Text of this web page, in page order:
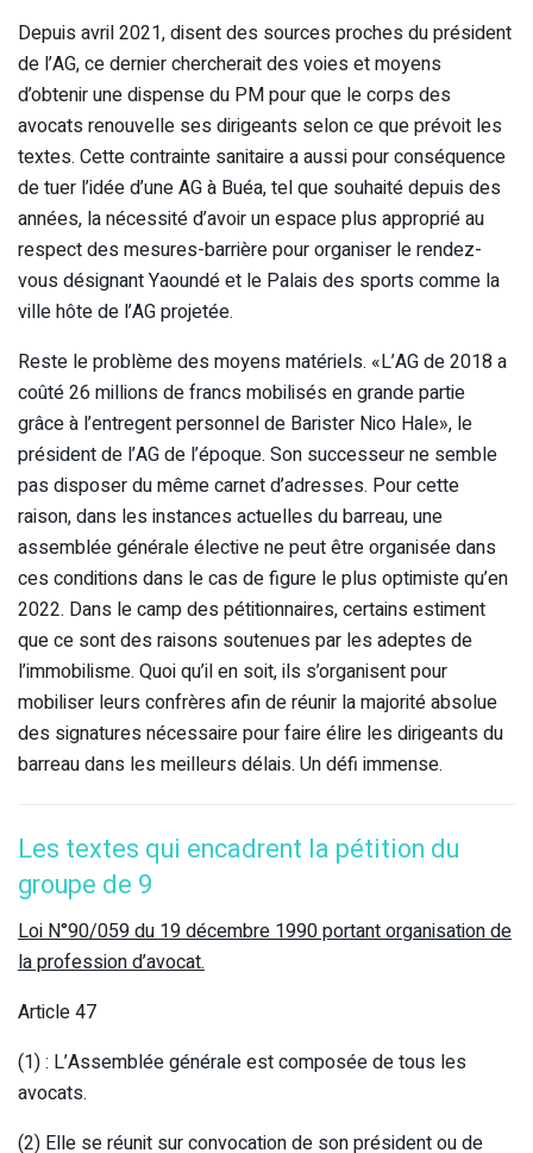
Depuis avril 2021, disent des sources proches du président
de l’AG, ce dernier chercherait des voies et moyens
d’obtenir une dispense du PM pour que le corps des
avocats renouvelle ses dirigeants selon ce que prévoit les
textes. Cette contrainte sanitaire a aussi pour conséquence
de tuer l’idée d’une AG à Buéa, tel que souhaité depuis des
années, la nécessité d’avoir un espace plus approprié au
respect des mesures-barrière pour organiser le rendez-
vous désignant Yaoundé et le Palais des sports comme la
ville hôte de l’AG projetée.
Reste le problème des moyens matériels. «L’AG de 2018 a
coûté 26 millions de francs mobilisés en grande partie
grâce à l’entregent personnel de Barister Nico Hale», le
président de l’AG de l’époque. Son successeur ne semble
pas disposer du même carnet d’adresses. Pour cette
raison, dans les instances actuelles du barreau, une
assemblée générale élective ne peut être organisée dans
ces conditions dans le cas de figure le plus optimiste qu’en
2022. Dans le camp des pétitionnaires, certains estiment
que ce sont des raisons soutenues par les adeptes de
l’immobilisme. Quoi qu’il en soit, ils s’organisent pour
mobiliser leurs confrères afin de réunir la majorité absolue
des signatures nécessaire pour faire élire les dirigeants du
barreau dans les meilleurs délais. Un défi immense.
Les textes qui encadrent la pétition du
groupe de 9
Loi N°90/059 du 19 décembre 1990 portant organisation de
la profession d’avocat.
Article 47
(1) : L’Assemblée générale est composée de tous les
avocats.
(2) Elle se réunit sur convocation de son président ou de